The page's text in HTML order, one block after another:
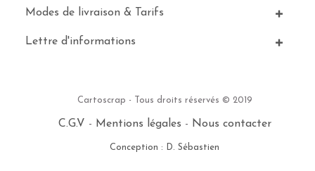
Modes de livraison & Tarifs
Lettre d'informations
Cartoscrap - Tous droits réservés © 2019
C.G.V - Mentions légales - Nous contacter
Conception : D. Sébastien